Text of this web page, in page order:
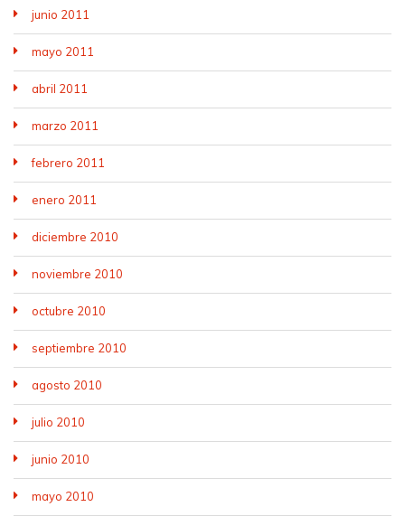
junio 2011
mayo 2011
abril 2011
marzo 2011
febrero 2011
enero 2011
diciembre 2010
noviembre 2010
octubre 2010
septiembre 2010
agosto 2010
julio 2010
junio 2010
mayo 2010